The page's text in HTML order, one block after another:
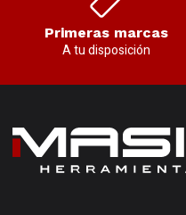
Primeras marcas
A tu disposición